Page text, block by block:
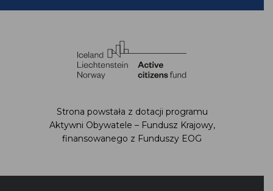
Strona powstała z dotacji programu
Aktywni Obywatele – Fundusz Krajowy,
finansowanego z Funduszy EOG